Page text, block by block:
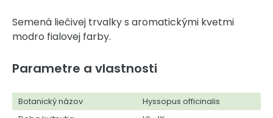
Semená liečivej trvalky s aromatickými kvetmi
modro fialovej farby.
Parametre a vlastnosti
Botanický názov
Hyssopus officinalis